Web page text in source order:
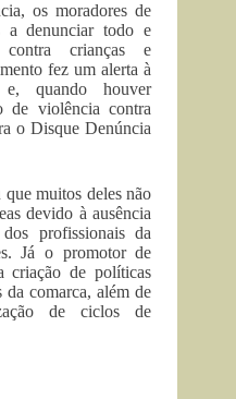
os moradores de
a denunciar todo e
crianças e
fez um alerta à
quando houver
de violência contra
o Disque Denúncia
muitos deles não
devido à ausência
profissionais da
Já o promotor de
criação de políticas
da comarca, além de
de ciclos de